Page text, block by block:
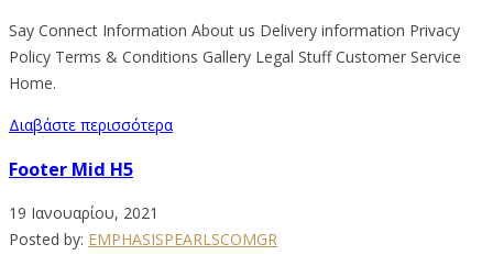
Say Connect Information About us Delivery information Privacy
Policy Terms & Conditions Gallery Legal Stuff Customer Service
Home.
Διαβάστε περισσότερα
Footer Mid H5
19 Ιανουαρίου, 2021
Posted by: EMPHASISPEARLSCOMGR